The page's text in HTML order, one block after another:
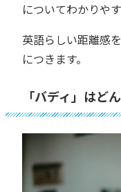
についてわかりや
英語らしい距離感
につきます。
「バディ」はど